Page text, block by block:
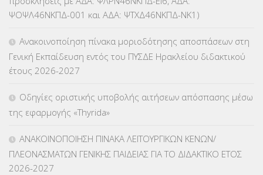
ΚΕΣΥΠ(109)
ΚΠγ – ΚΡΑΤΙΚΟ ΠΙΣΤΟΠΟΙΗΤΙΚΟ ΓΛΩΣΣΟΜΑΘΕΙΑΣ(135)
ΚΠπ- ΚΡΑΤΙΚΟ ΠΙΣΤΟΠΟΙΗΤΙΚΟ ΠΛΗΡΟΦΟΡΙΚΗΣ
ΛΟΙΠΑ(309)
ΜΕΤΑΘΕΣΕΙΣ-ΤΟΠΟΘΕΤΗΣΕΙΣ ΒΕΛΤΙΩΣΕΙΣ(319)
ΨΟΨΛ46ΝΚΠΔ-001 και ΑΔΑ: ΨΤΧΔ46ΝΚΠΔ-ΝΚ1)
Ανακοινοποίηση πίνακα μοριοδότησης αποσπάσεων στη
Γενική Εκπαίδευση εντός του ΠΥΣΔΕ Ηρακλείου διδακτικού
έτους 2026-2027
Οδηγίες οριστικής υποβολής αιτήσεων απόσπασης μέσω
της εφαρμογής «Thyrida»
ΑΝΑΚΟΙΝΟΠΟΙΗΣΗ ΠΙΝΑΚΑ ΛΕΙΤΟΥΡΓΙΚΩΝ ΚΕΝΩΝ/
ΠΛΕΟΝΑΣΜΑΤΩΝ ΓΕΝΙΚΗΣ ΠΑΙΔΕΙΑΣ ΓΙΑ ΤΟ ΔΙΔΑΚΤΙΚΟ ΕΤΟΣ
2026-2027